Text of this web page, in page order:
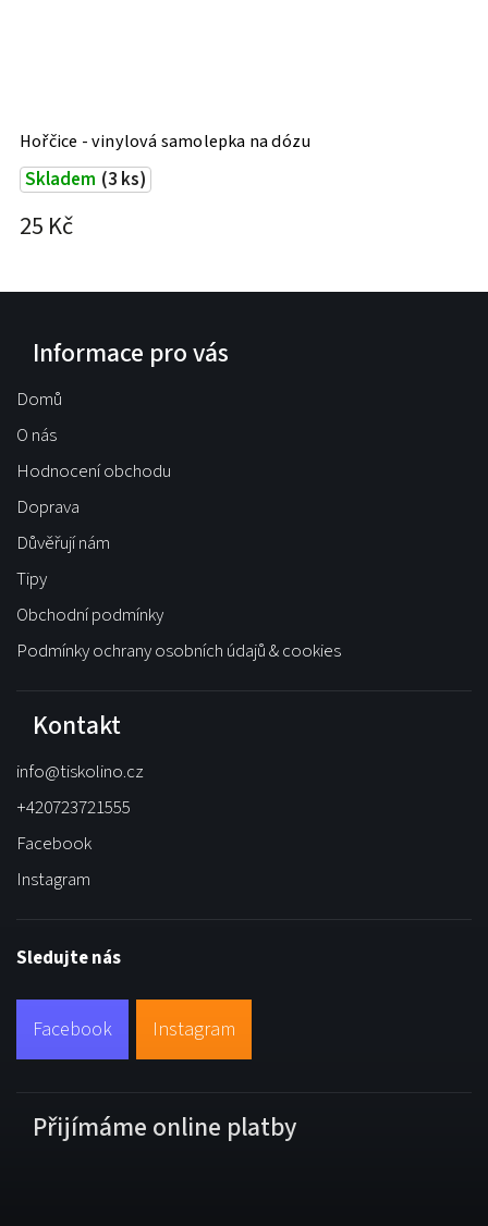
Hořčice - vinylová samolepka na dózu
Skladem (3 ks)
25 Kč
Informace pro vás
Domů
O nás
Hodnocení obchodu
Doprava
Důvěřují nám
Tipy
Obchodní podmínky
Podmínky ochrany osobních údajů & cookies
Kontakt
info@tiskolino.cz
+420723721555
Facebook
Instagram
Sledujte nás
Facebook Instagram
Přijímáme online platby